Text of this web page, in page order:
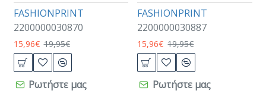
FASHIONPRINT
2200000030870
15,96€ 19,95€
Ρωτήστε μας
FASHIONPRINT
2200000030887
15,96€ 19,95€
Ρωτήστε μας